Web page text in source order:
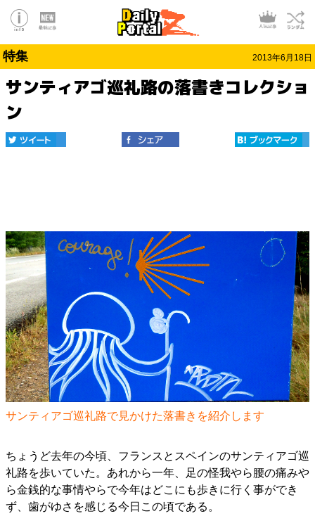
特集 2013年6月18日
サンティアゴ巡礼路の落書きコレクショ
ン
サンティアゴ巡礼路で見かけた落書きを紹介します
ちょうど去年の今頃、フランスとスペインのサンティアゴ巡
礼路を歩いていた。あれから一年、足の怪我やら腰の痛みや
ら金銭的な事情やらで今年はどこにも歩きに行く事ができ
ず、歯がゆさを感じる今日この頃である。